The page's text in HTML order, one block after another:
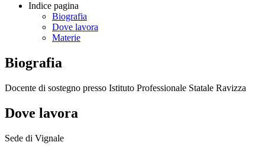
Indice pagina
Biografia
Dove lavora
Materie
Biografia
Docente di sostegno presso Istituto Professionale Statale Ravizza
Dove lavora
Sede di Vignale